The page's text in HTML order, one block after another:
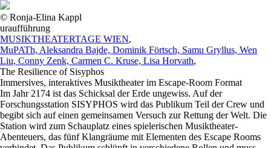
© Ronja-Elina Kappl
uraufführung
MUSIKTHEATERTAGE WIEN,
MuPATh, Aleksandra Bajde, Dominik Förtsch, Samu Gryllus, Wen
Liu, Conny Zenk, Carmen C. Kruse, Lisa Horvath,
The Resilience of Sisyphos
Immersives, interaktives Musiktheater im Escape-Room Format
Im Jahr 2174 ist das Schicksal der Erde ungewiss. Auf der
Forschungsstation SISYPHOS wird das Publikum Teil der Crew und
begibt sich auf einen gemeinsamen Versuch zur Rettung der Welt. Die
Station wird zum Schauplatz eines spielerischen Musiktheater-
Abenteuers, das fünf Klangräume mit Elementen des Escape Rooms